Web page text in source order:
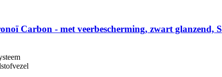
Carbon -​ met veerbescherming, zwart glanzend, S